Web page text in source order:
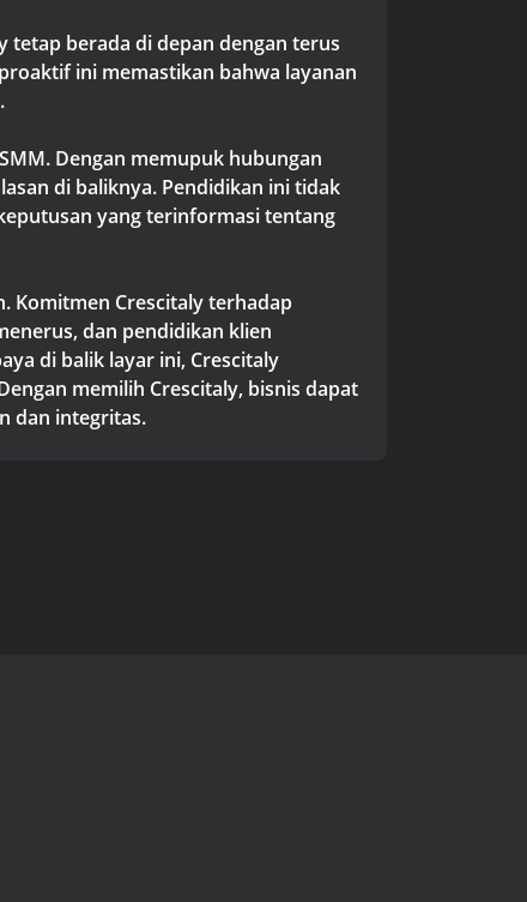
tetap berada di depan dengan terus
ini memastikan bahwa layanan
Dengan memupuk hubungan
di baliknya. Pendidikan ini tidak
yang terinformasi tentang
Komitmen Crescitaly terhadap
dan pendidikan klien
di balik layar ini, Crescitaly
memilih Crescitaly, bisnis dapat
dan integritas.